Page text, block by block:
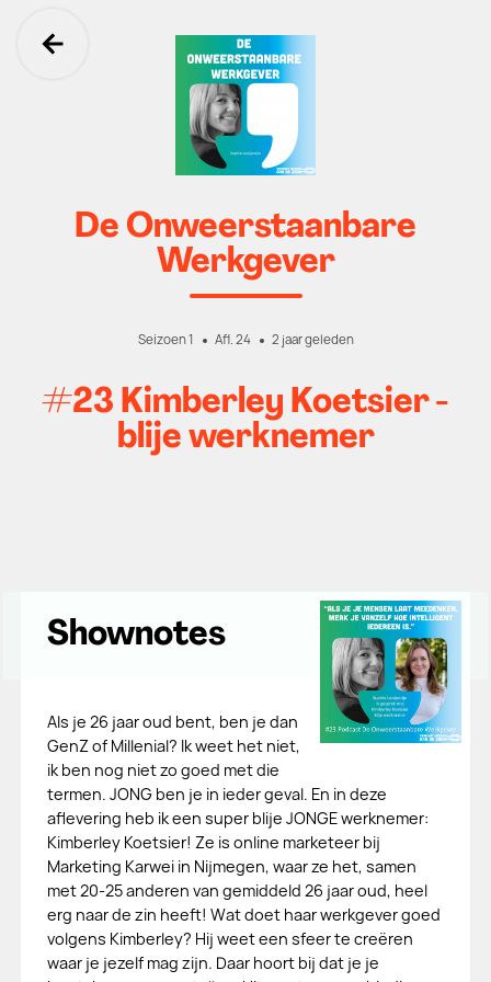
Ga terug
De Onweerstaanbare
Werkgever
Seizoen 1 Afl. 24 2 jaar geleden
#23 Kimberley Koetsier -
blije werknemer
Shownotes
Als je 26 jaar oud bent, ben je dan
GenZ of Millenial? Ik weet het niet,
ik ben nog niet zo goed met die
termen. JONG ben je in ieder geval. En in deze
aflevering heb ik een super blije JONGE werknemer:
Kimberley Koetsier! Ze is online marketeer bij
Marketing Karwei in Nijmegen, waar ze het, samen
met 20-25 anderen van gemiddeld 26 jaar oud, heel
erg naar de zin heeft! Wat doet haar werkgever goed
volgens Kimberley? Hij weet een sfeer te creëren
waar je jezelf mag zijn. Daar hoort bij dat je je